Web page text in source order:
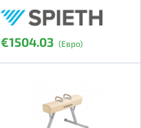
€1504.03 (Евро)